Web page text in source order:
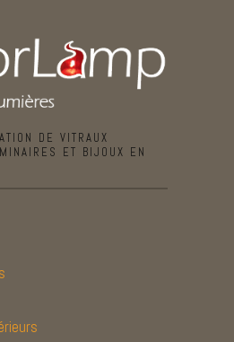
DE VITRAUX
ET BIJOUX EN